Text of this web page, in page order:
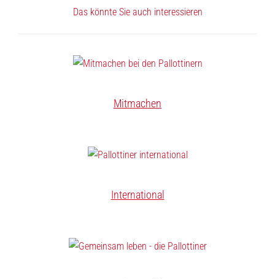
Das könnte Sie auch interessieren
Mitmachen
International